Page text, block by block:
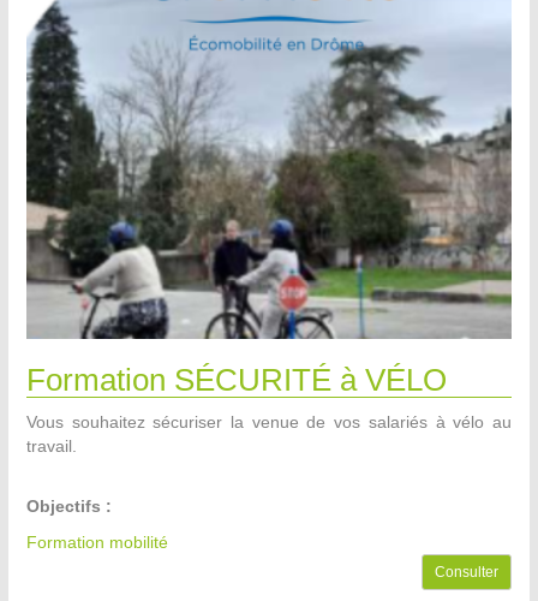
Formation SÉCURITÉ à VÉLO
Vous souhaitez sécuriser la venue de vos salariés à vélo au
travail.
Objectifs :
Formation mobilité
Consulter